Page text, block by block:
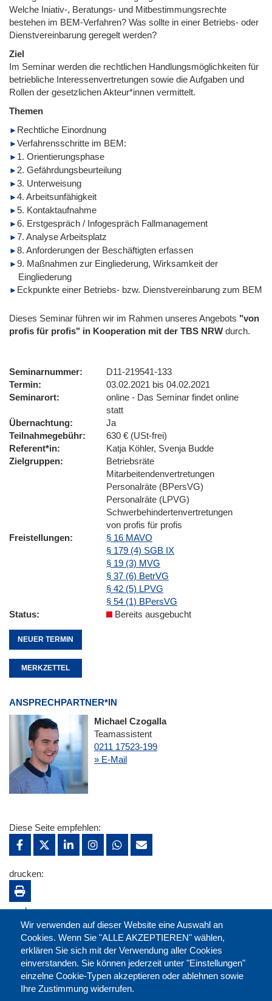
Welche Iniativ-, Beratungs- und Mitbestimmungsrechte
bestehen im BEM-Verfahren? Was sollte in einer Betriebs- oder
Dienstvereinbarung geregelt werden?
Ziel
Im Seminar werden die rechtlichen Handlungsmöglichkeiten für
betriebliche Interessenvertretungen sowie die Aufgaben und
Rollen der gesetzlichen Akteur*innen vermittelt.
Themen
Rechtliche Einordnung
Verfahrensschritte im BEM:
1. Orientierungsphase
2. Gefährdungsbeurteilung
3. Unterweisung
4. Arbeitsunfähigkeit
5. Kontaktaufnahme
6. Erstgespräch / Infogespräch Fallmanagement
7. Analyse Arbeitsplatz
8. Anforderungen der Beschäftigten erfassen
9. Maßnahmen zur Eingliederung, Wirksamkeit der
Eingliederung
Eckpunkte einer Betriebs- bzw. Dienstvereinbarung zum BEM
Dieses Seminar führen wir im Rahmen unseres Angebots "von
profis für profis" in Kooperation mit der TBS NRW durch.
Seminarnummer
D11-219541-133
Termin
03.02.2021 bis 04.02.2021
Seminarort
online - Das Seminar findet online
statt
Übernachtung
Ja
Teilnahmegebühr
630 € (USt-frei)
Referent*in
Katja Köhler, Svenja Budde
Zielgruppen
Betriebsräte
Mitarbeitendenvertretungen
Personalräte (BPersVG)
Personalräte (LPVG)
Schwerbehindertenvertretungen
von profis für profis
Freistellungen
§ 16 MAVO
§ 179 (4) SGB IX
§ 19 (3) MVG
§ 37 (6) BetrVG
§ 42 (5) LPVG
§ 54 (1) BPersVG
Status
Bereits ausgebucht
NEUER TERMIN
MERKZETTEL
ANSPRECHPARTNER*IN
Michael Czogalla
Teamassistent
0211 17523-199
» E-Mail
Wir verwenden auf dieser Website eine Auswahl an
Cookies. Wenn Sie "ALLE AKZEPTIEREN" wählen,
erklären Sie sich mit der Verwendung aller Cookies
einverstanden. Sie können jederzeit unter "Einstellungen"
einzelne Cookie-Typen akzeptieren oder ablehnen sowie
Ihre Zustimmung widerrufen.
Diese Seite empfehlen:
drucken:
merken: